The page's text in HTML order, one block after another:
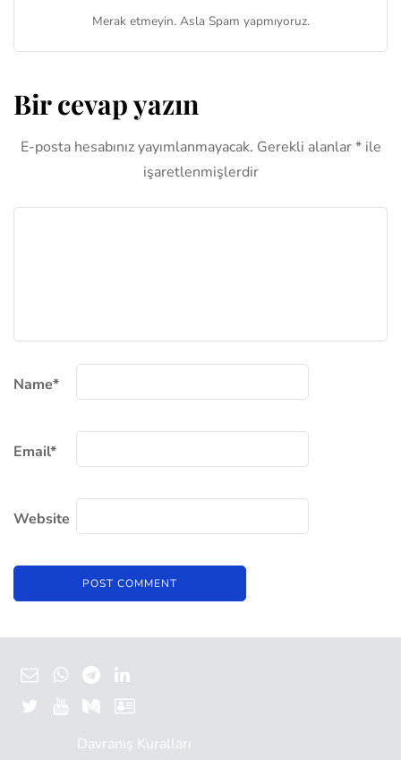
Merak etmeyin. Asla Spam yapmıyoruz.
Bir cevap yazın
E-posta hesabınız yayımlanmayacak. Gerekli alanlar*ile
işaretlenmişlerdir
Name*
Email*
Website
Davranış Kuralları